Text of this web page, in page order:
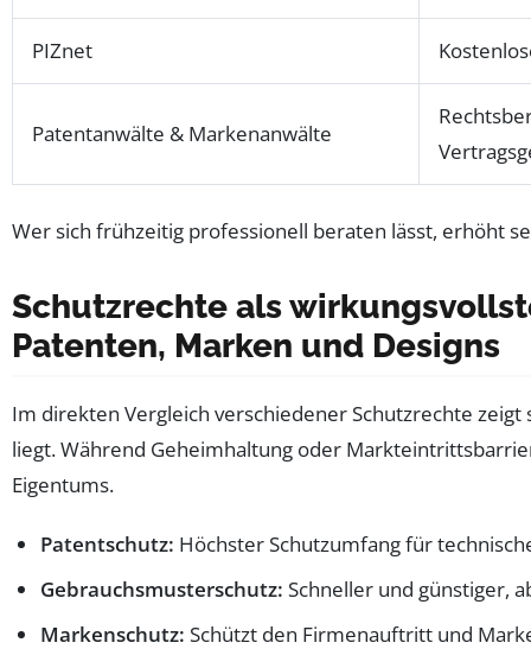
PIZnet
Patentanwälte & Markenanwälte
Wer sich frühzeitig professionell beraten lässt, erhöht
Schutzrechte als
Patenten, Marken und Designs
Im direkten Vergleich verschiedener Schutzrechte
liegt. Während Geheimhaltung oder
Eigentums.
Patentschutz: Höchster Schutzumfang für
Gebrauchsmusterschutz: Schneller und günstiger,
Markenschutz: Schützt den Firmenauftritt und